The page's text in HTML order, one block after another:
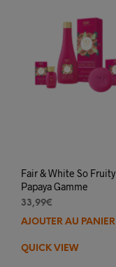
Fair & White So Fruity
Papaya Gamme
33,99€
AJOUTER AU PANIER
QUICK VIEW